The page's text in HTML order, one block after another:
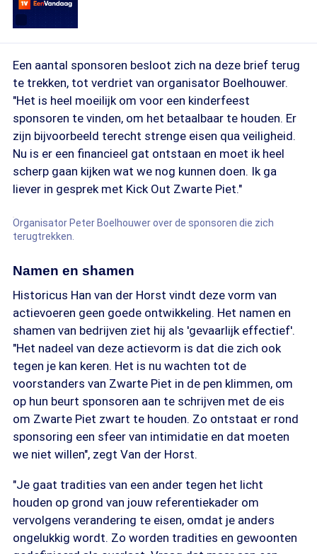
Een aantal sponsoren besloot zich na deze brief terug
te trekken, tot verdriet van organisator Boelhouwer.
"Het is heel moeilijk om voor een kinderfeest
sponsoren te vinden, om het betaalbaar te houden. Er
zijn bijvoorbeeld terecht strenge eisen qua veiligheid.
Nu is er een financieel gat ontstaan en moet ik heel
scherp gaan kijken wat we nog kunnen doen. Ik ga
liever in gesprek met Kick Out Zwarte Piet."
Organisator Peter Boelhouwer over de sponsoren die zich
terugtrekken.
Namen en shamen
Historicus Han van der Horst vindt deze vorm van
actievoeren geen goede ontwikkeling. Het namen en
shamen van bedrijven ziet hij als 'gevaarlijk effectief'.
"Het nadeel van deze actievorm is dat die zich ook
tegen je kan keren. Het is nu wachten tot de
voorstanders van Zwarte Piet in de pen klimmen, om
op hun beurt sponsoren aan te schrijven met de eis
om Zwarte Piet zwart te houden. Zo ontstaat er rond
sponsoring een sfeer van intimidatie en dat moeten
we niet willen", zegt Van der Horst.
"Je gaat tradities van een ander tegen het licht
houden op grond van jouw referentiekader om
vervolgens verandering te eisen, omdat je anders
ongelukkig wordt. Zo worden tradities en gewoonten